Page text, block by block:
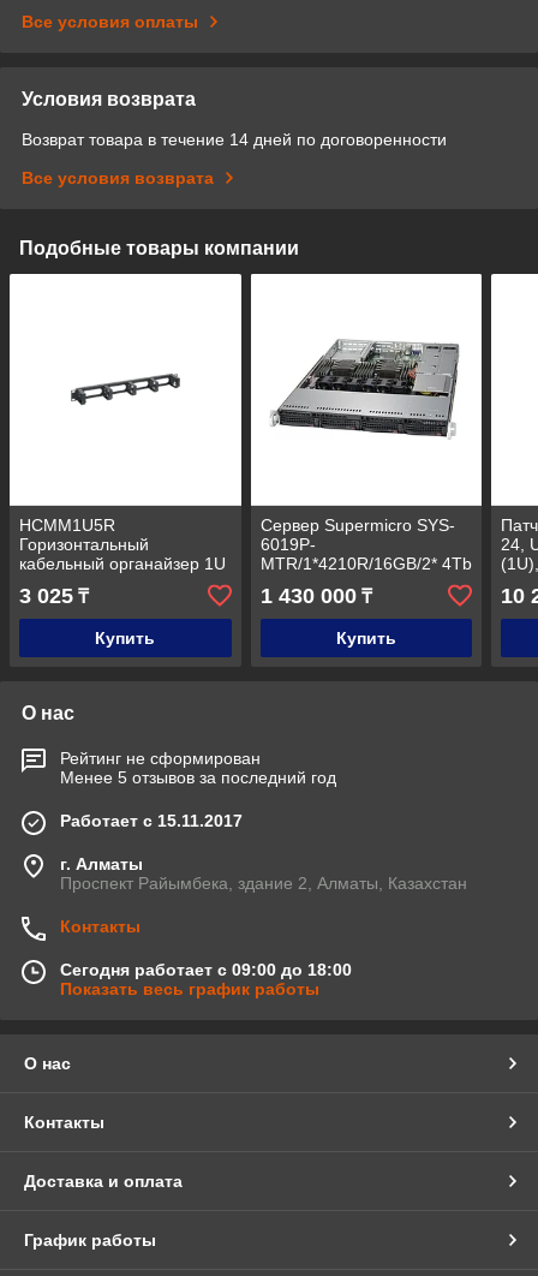
Все условия оплаты
Условия возврата
Возврат товара в течение 14 дней по договоренности
Все условия возврата
Подобные товары компании
HCMM1U5R
Горизонтальный
кабельный органайзер 1U
(5 колец)
3 025 ₸
Купить
Сервер Supermicro SYS-
6019P-
MTR/1*4210R/16GB/2* 4Tb
Seagate Enterprise EXOS
7E10 SATA 3.5''
256Mb/RAID on boar
1 430 000₸
Купить
24,
10
О нас
Рейтинг не сформирован
Менее 5 отзывов за последний год
Работает с 15.11.2017
г. Алматы
Проспект Райымбека, здание 2, Алматы, Казахстан
Контакты
Сегодня работает с 09:00 до 18:00
Показать весь график работы
О нас
Контакты
Доставка и оплата
График работы